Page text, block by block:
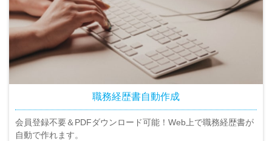
職務経歴書自動作成
会員登録不要＆PDFダウンロード可能！Web上で職務経歴書が
自動で作れます。